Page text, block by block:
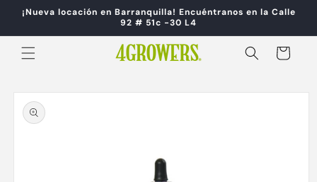
directamente
¡Nueva locación en Barranquilla! Encuéntranos en la Calle
92 # 51c -30 L4
Carrito
directamente
a la
información